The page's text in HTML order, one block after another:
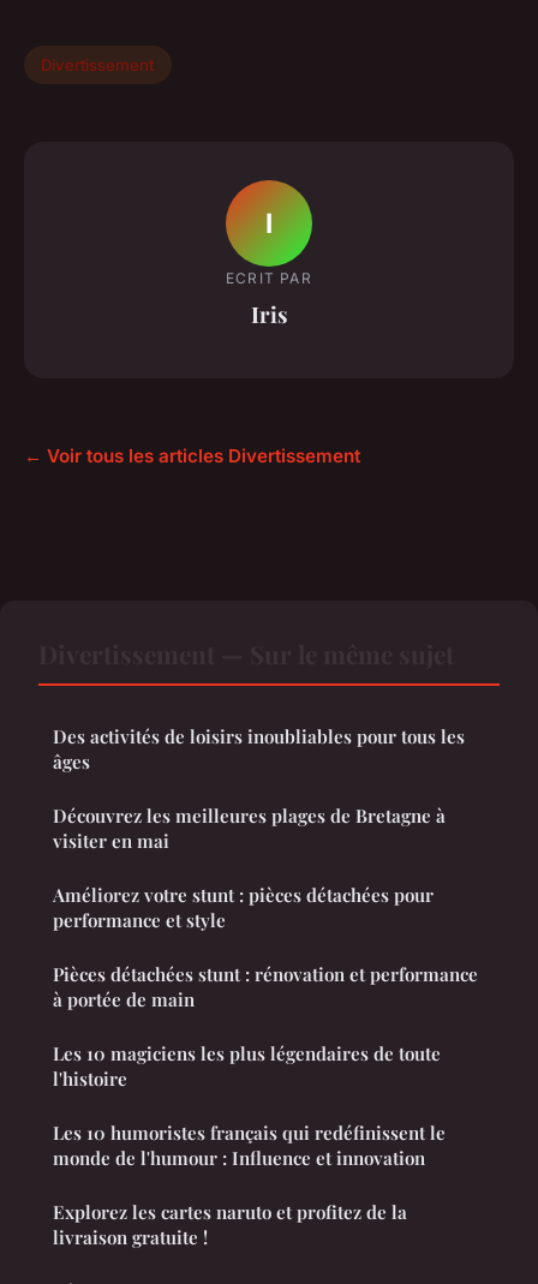
Divertissement
I
ECRIT PAR
Iris
← Voir tous les articles Divertissement
Des activités de loisirs inoubliables pour tous les
âges
Découvrez les meilleures plages de Bretagne à
visiter en mai
Améliorez votre stunt : pièces détachées pour
performance et style
Pièces détachées stunt : rénovation et performance
à portée de main
Les 10 magiciens les plus légendaires de toute
l'histoire
Les 10 humoristes français qui redéfinissent le
monde de l'humour : Influence et innovation
Explorez les cartes naruto et profitez de la
livraison gratuite !